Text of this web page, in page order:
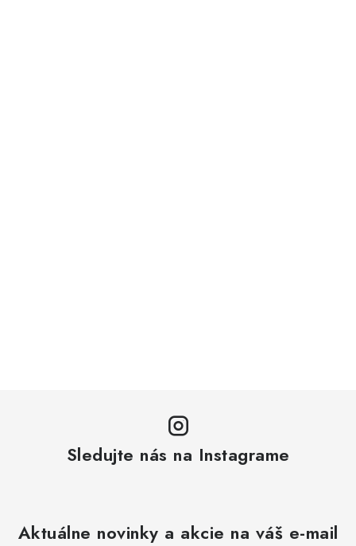
Sledujte nás na Instagrame
Aktuálne novinky a akcie na váš e-mail